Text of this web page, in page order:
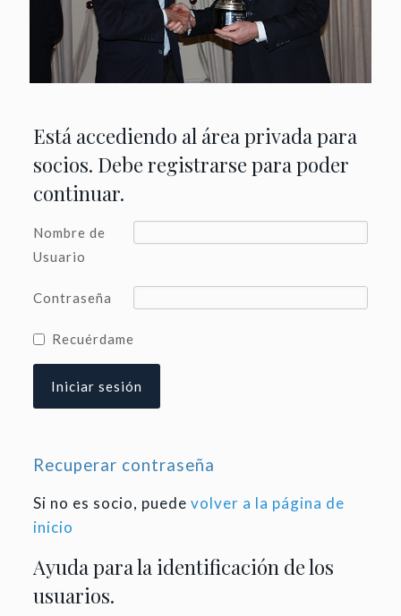
Está accediendo al área privada para
socios. Debe registrarse para poder
continuar.
Nombre de
Usuario
Contraseña
Recuérdame
Recuperar contraseña
Si no es socio, puede volver a la página de
inicio
Ayuda para la identificación de los
usuarios.